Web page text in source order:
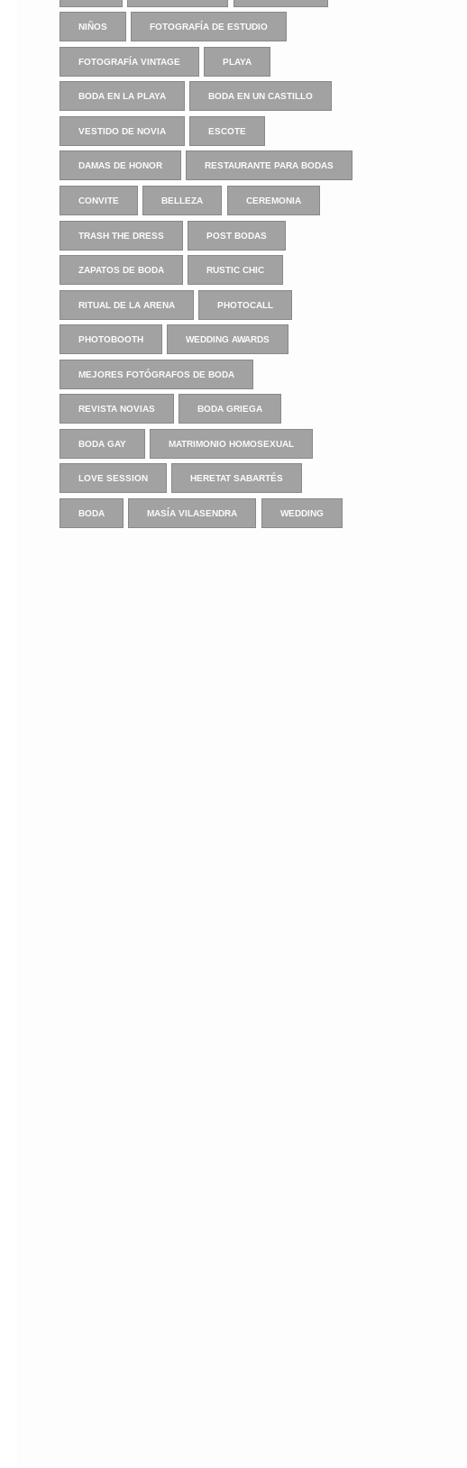
NIÑOS FOTOGRAFÍA DE ESTUDIO
FOTOGRAFÍA VINTAGE PLAYA
BODA EN LA PLAYA BODA EN UN CASTILLO
VESTIDO DE NOVIA ESCOTE
DAMAS DE HONOR RESTAURANTE PARA BODAS
CONVITE BELLEZA CEREMONIA
TRASH THE DRESS POST BODAS
ZAPATOS DE BODA RUSTIC CHIC
RITUAL DE LA ARENA PHOTOCALL
PHOTOBOOTH WEDDING AWARDS
MEJORES FOTÓGRAFOS DE BODA
REVISTA NOVIAS BODA GRIEGA
BODA GAY MATRIMONIO HOMOSEXUAL
LOVE SESSION HERETAT SABARTÉS
BODA MASÍA VILASENDRA WEDDING